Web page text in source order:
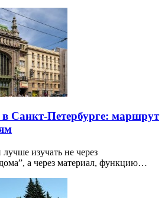
Санкт-Петербурге: маршрут
изучать не через
а через материал, функцию…